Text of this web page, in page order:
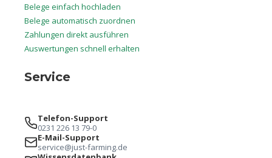
Belege einfach hochladen
Belege automatisch zuordnen
Zahlungen direkt ausführen
Auswertungen schnell erhalten
Service
Telefon-Support
0231 226 13 79-0
E-Mail-Support
service@just-farming.de